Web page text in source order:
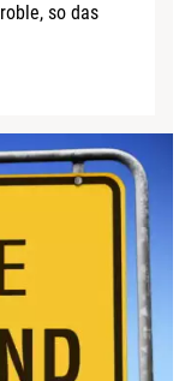
so das